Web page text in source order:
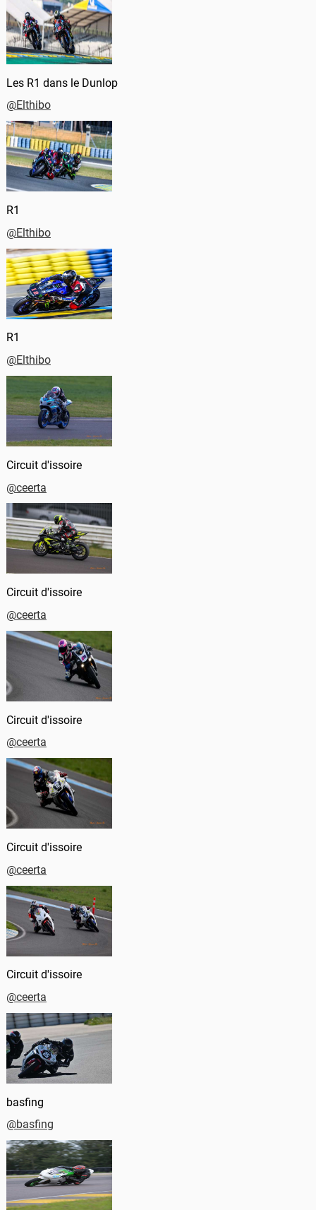
Les R1 dans le Dunlop
@Elthibo
R1
@Elthibo
R1
@Elthibo
Circuit d'issoire
@ceerta
Circuit d'issoire
@ceerta
Circuit d'issoire
@ceerta
Circuit d'issoire
@ceerta
Circuit d'issoire
@ceerta
basfing
@basfing